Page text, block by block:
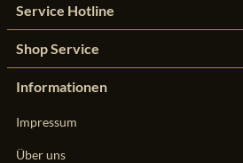
Service Hotline
Shop Service
Informationen
Impressum
Über uns